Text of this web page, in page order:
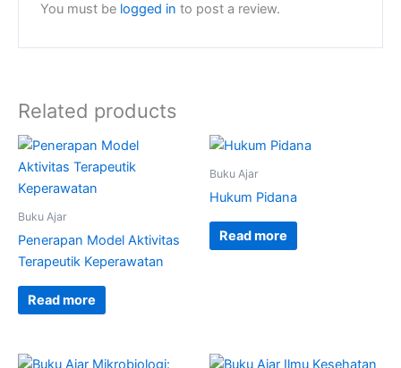
You must be logged in to post a review.
Related products
Buku Ajar
Penerapan Model Aktivitas
Terapeutik Keperawatan
Read more
Buku Ajar
Hukum Pidana
Read more